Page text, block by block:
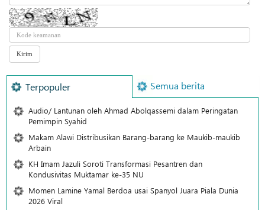
Terpopuler Semua berita
Audio/ Lantunan oleh Ahmad Abolqassemi dalam Peringatan
Pemimpin Syahid
Makam Alawi Distribusikan Barang-barang ke Maukib-maukib
Arbain
KH Imam Jazuli Soroti Transformasi Pesantren dan
Kondusivitas Muktamar ke-35 NU
Momen Lamine Yamal Berdoa usai Spanyol Juara Piala Dunia
2026 Viral